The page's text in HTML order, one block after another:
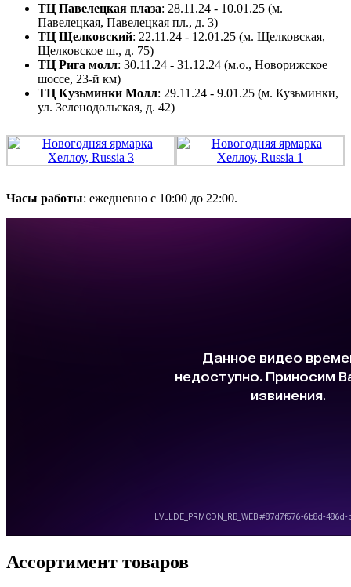
ТЦ Павелецкая плаза: 28.11.24 - 10.01.25 (м.
Павелецкая, Павелецкая пл., д. 3)
ТЦ Щелковский: 22.11.24 - 12.01.25 (м. Щелковская,
Щелковское ш., д. 75)
ТЦ Рига молл: 30.11.24 - 31.12.24 (м.о., Новорижское
шоссе, 23-й км)
ТЦ Кузьминки Молл: 29.11.24 - 9.01.25 (м. Кузьминки,
ул. Зеленодольская, д. 42)
Часы работы: ежедневно с 10:00 до 22:00.
Ассортимент товаров